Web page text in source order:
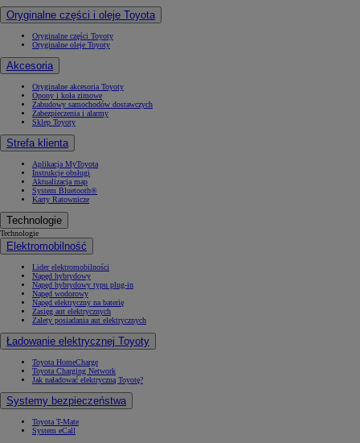
Oryginalne części i oleje Toyota
Oryginalne części Toyoty
Oryginalne oleje Toyoty
Akcesoria
Oryginalne akcesoria Toyoty
Opony i koła zimowe
Zabudowy samochodów dostawczych
Zabezpieczenia i alarmy
Sklep Toyoty
Strefa klienta
Aplikacja MyToyota
Instrukcje obsługi
Aktualizacja map
System Bluetooth®
Karty Ratownicze
Technologie
Technologie
Elektromobilność
Lider elektromobilności
Napęd hybrydowy
Napęd hybrydowy typu plug-in
Napęd wodorowy
Napęd elektryczny na baterię
Zasięg aut elektrycznych
Zalety posiadania aut elektrycznych
Ładowanie elektrycznej Toyoty
Toyota HomeCharge
Toyota Charging Network
Jak naładować elektryczną Toyotę?
Systemy bezpieczeństwa
Toyota T-Mate
System eCall